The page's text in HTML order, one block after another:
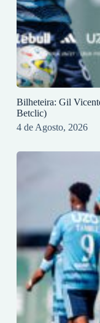
Bilheteira: Gil
Betclic)
4 de Agosto, 2026